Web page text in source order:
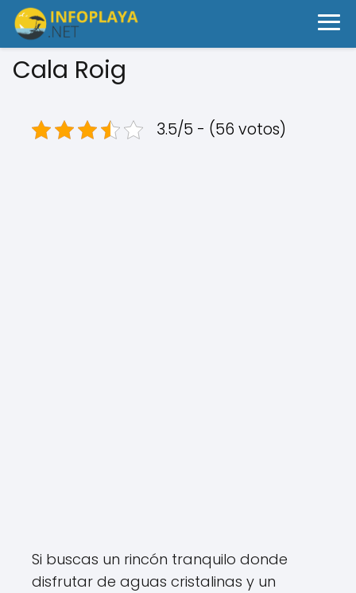
Cala Roig
3.5/5 - (56 votos)
Si buscas un rincón tranquilo donde
disfrutar de aguas cristalinas y un